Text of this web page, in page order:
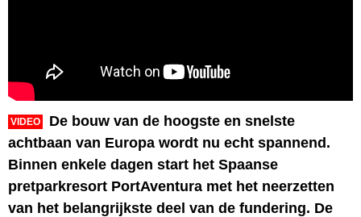
VIDEO
De bouw van de hoogste en snelste
achtbaan van Europa wordt nu echt spannend.
Binnen enkele dagen start het Spaanse
pretparkresort PortAventura met het neerzetten
van het belangrijkste deel van de fundering. De